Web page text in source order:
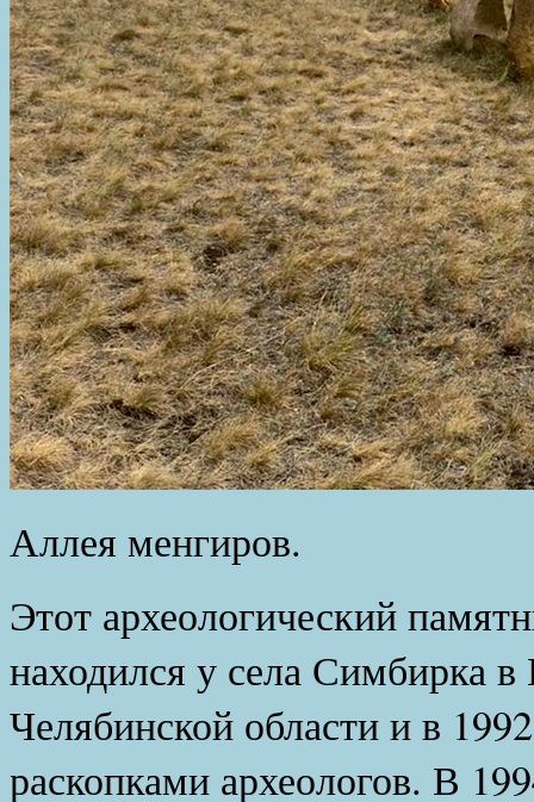
Аллея менгиров.
Этот археологический
находился у села Симбирка
Челябинской области и в
раскопками археологов. В